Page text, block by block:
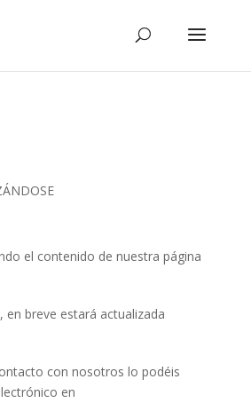
el contenido de nuestra página
en breve estará actualizada
con nosotros lo podéis
en